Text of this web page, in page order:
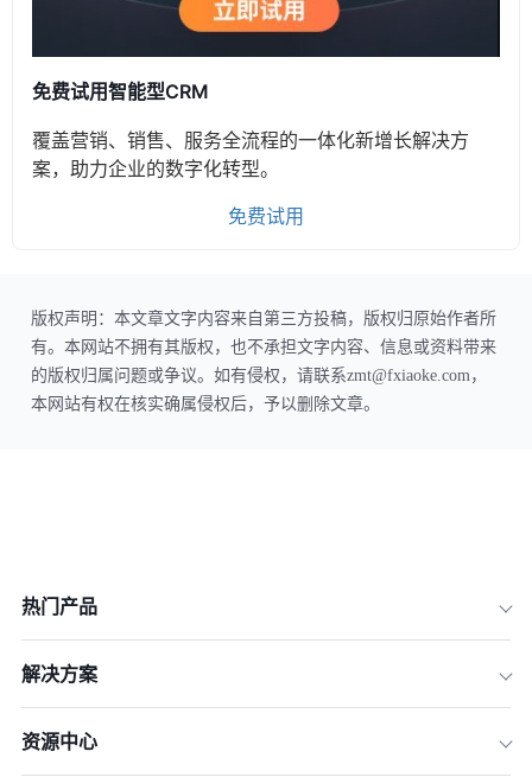
免费试用智能型CRM
覆盖营销、销售、服务全流程的一体化新增长解决方
案，助力企业的数字化转型。
免费试用
版权声明：本文章文字内容来自第三方投稿，版权归原始作者所
有。本网站不拥有其版权，也不承担文字内容、信息或资料带来
的版权归属问题或争议。如有侵权，请联系zmt@fxiaoke.com，
本网站有权在核实确属侵权后，予以删除文章。
热门产品
解决方案
资源中心